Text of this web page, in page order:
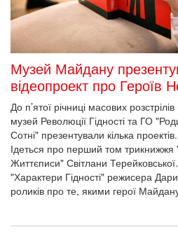
Музей Майдану
відеопроект про Героїв
До п’ятої річниці масових
музей Революції Гідності та ГО
Сотні" презентували кілька
Ідеться про перший том
Життєписи" Світлани
"Характери Гідності" режисера
роликів про те, якими герої